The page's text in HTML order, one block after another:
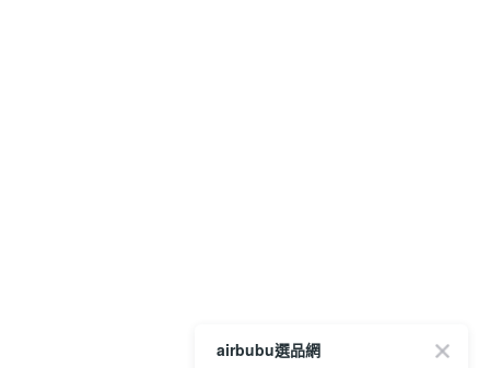
airbubu選品網